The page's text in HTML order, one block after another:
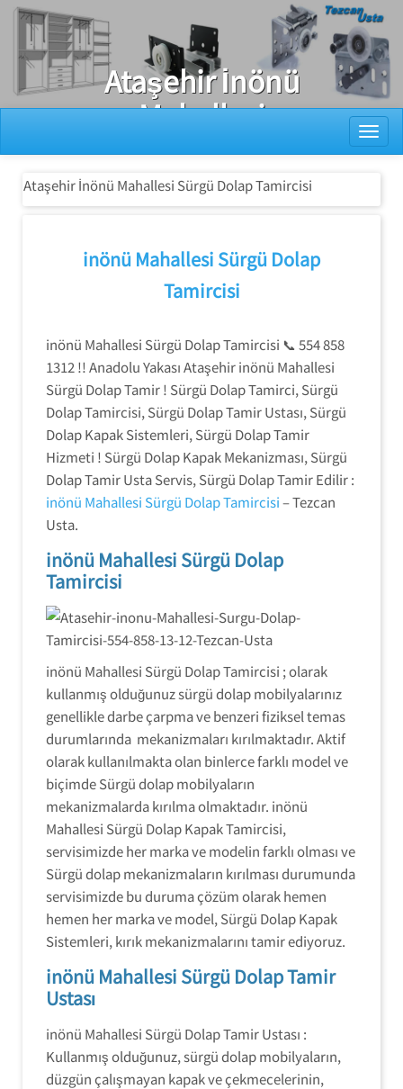
Ray Dolap Tamiri
Ataşehir İnönü
Mahallesi
Sürgü Dolap
Tamircisi
Ataşehir İnönü Mahallesi Sürgü Dolap Tamircisi
inönü Mahallesi Sürgü Dolap
Tamircisi
inönü Mahallesi Sürgü Dolap Tamircisi 📞 554 858
1312 !! Anadolu Yakası Ataşehir inönü Mahallesi
Sürgü Dolap Tamir ! Sürgü Dolap Tamirci, Sürgü
Dolap Tamircisi, Sürgü Dolap Tamir Ustası, Sürgü
Dolap Kapak Sistemleri, Sürgü Dolap Tamir
Hizmeti ! Sürgü Dolap Kapak Mekanizması, Sürgü
Dolap Tamir Usta Servis, Sürgü Dolap Tamir Edilir :
inönü Mahallesi Sürgü Dolap Tamircisi– Tezcan
Usta.
inönü Mahallesi Sürgü Dolap
Tamircisi
inönü Mahallesi Sürgü Dolap Tamircisi ; olarak
kullanmış olduğunuz sürgü dolap mobilyalarınız
genellikle darbe çarpma ve benzeri fiziksel temas
durumlarında mekanizmaları kırılmaktadır. Aktif
olarak kullanılmakta olan binlerce farklı model ve
biçimde Sürgü dolap mobilyaların
mekanizmalarda kırılma olmaktadır. inönü
Mahallesi Sürgü Dolap Kapak Tamircisi,
servisimizde her marka ve modelin farklı olması ve
Sürgü dolap mekanizmaların kırılması durumunda
servisimizde bu duruma çözüm olarak hemen
hemen her marka ve model, Sürgü Dolap Kapak
Sistemleri, kırık mekanizmalarını tamir ediyoruz.
inönü Mahallesi Sürgü Dolap Tamir
Ustası
inönü Mahallesi Sürgü Dolap Tamir Ustası :
Kullanmış olduğunuz, sürgü dolap mobilyaların,
düzgün çalışmayan kapak ve çekmecelerinin,